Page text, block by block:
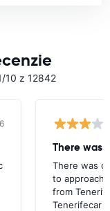
10 z 12842
There was
There was
to approach
from
Tenerifecar